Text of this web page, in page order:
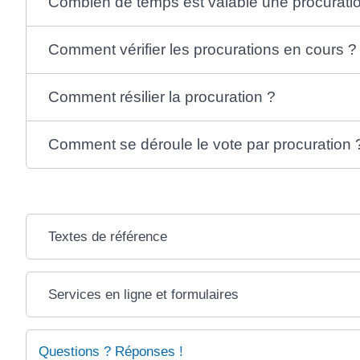
Comment vérifier les procurations en cours ?
Comment résilier la procuration ?
Comment se déroule le vote par procuration
Textes de référence
Services en ligne et formulaires
Questions ? Réponses !